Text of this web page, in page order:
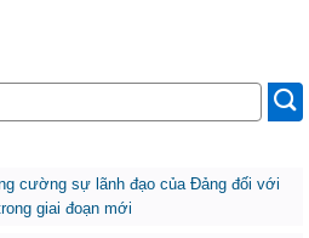
cường sự lãnh đạo của Đảng đối với
giai đoạn mới